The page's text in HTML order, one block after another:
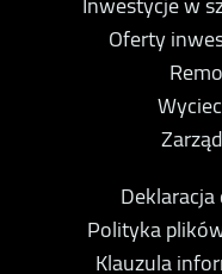
Oferty
Polityka
Klauzula